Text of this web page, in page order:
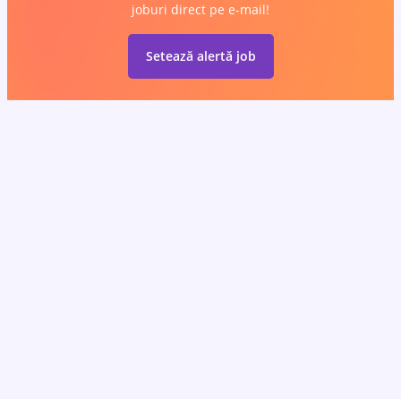
joburi direct pe e-mail!
Setează alertă job